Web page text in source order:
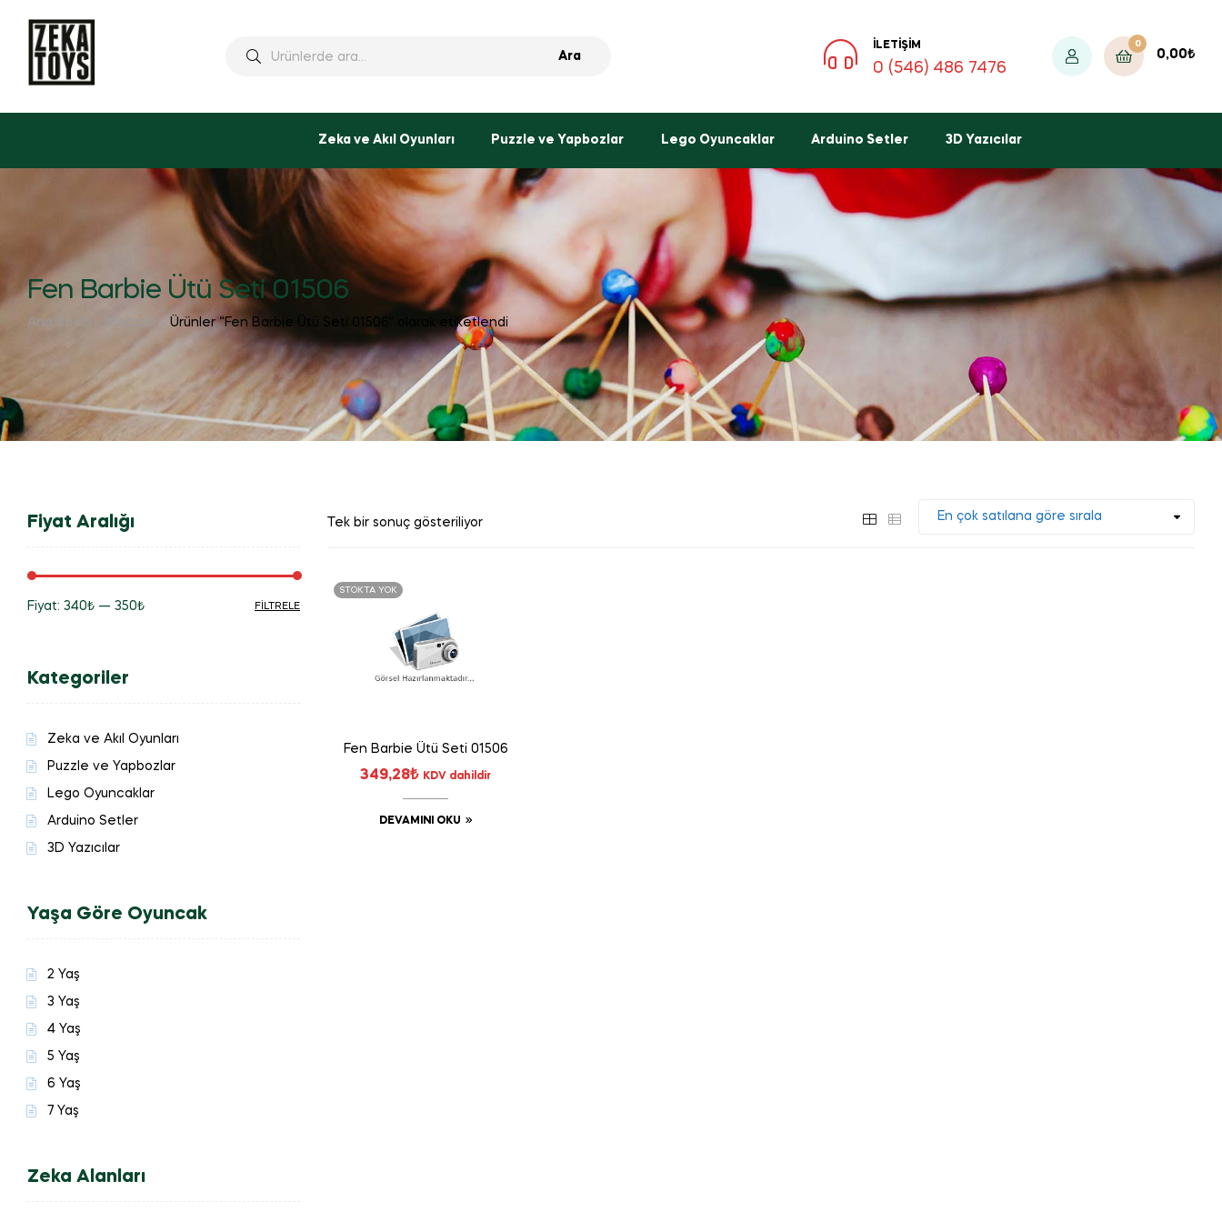
Ara
İLETIŞIM
0 (546) 486 7476
0
0,00₺
Zeka ve Akıl Oyunları Puzzle ve Yapbozlar Lego Oyuncaklar Arduino Setler 3D Yazıcılar
Fen Barbie Ütü Seti 01506
Ana Sayfa Ürünler “Fen Barbie Ütü Seti 01506” olarak etiketlendi
Tek bir sonuç gösteriliyor
STOKTA YOK
Fen Barbie Ütü Seti 01506
349,28₺ KDV dahildir
DEVAMINI OKU
Fiyat Aralığı
FILTRELE
Fiyat: 340₺ — 350₺
Kategoriler
Zeka ve Akıl Oyunları
Puzzle ve Yapbozlar
Lego Oyuncaklar
Arduino Setler
3D Yazıcılar
Yaşa Göre Oyuncak
2 Yaş
3 Yaş
4 Yaş
5 Yaş
6 Yaş
7 Yaş
Zeka Alanları